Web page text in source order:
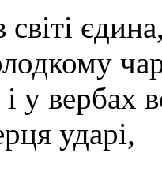
у вербах
ударі,